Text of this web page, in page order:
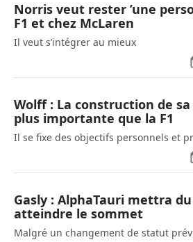
Norris veut rester ’une
F1 et chez McLaren
Il veut s’intégrer au mieux
Wolff : La construction de
plus importante que la F1
Il se fixe des objectifs personnels et
Gasly : AlphaTauri mettra
atteindre le sommet
Malgré un changement de statut